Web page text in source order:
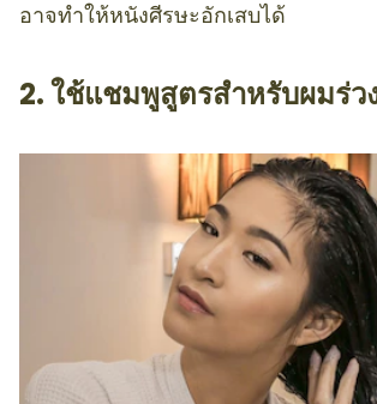
อาจทำให้หนังศีรษะอักเสบได้
2. ใช้แชมพูสูตรสำหรับผมร่ว